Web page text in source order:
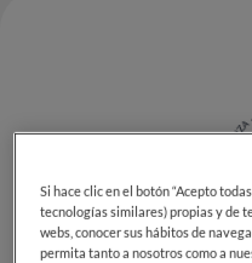
Si hace clic en el botón “Acepto
tecnologías similares) propias y de
webs, conocer sus hábitos de
permita tanto a nosotros como a